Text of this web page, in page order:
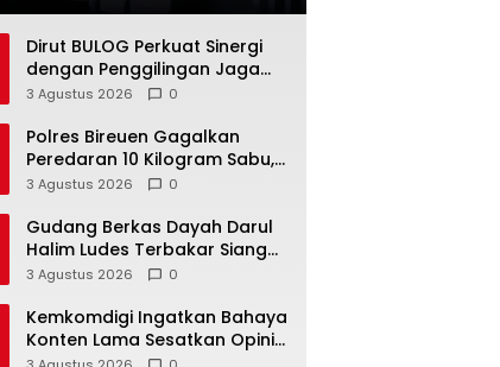
Dirut BULOG Perkuat Sinergi
dengan Penggilingan Jaga
Mutu Beras Nasional
3 Agustus 2026 0
Polres Bireuen Gagalkan
Peredaran 10 Kilogram Sabu,
Dua Tersangka Ditahan
3 Agustus 2026 0
Gudang Berkas Dayah Darul
Halim Ludes Terbakar Siang
Hari
3 Agustus 2026 0
Kemkomdigi Ingatkan Bahaya
Konten Lama Sesatkan Opini
Publik